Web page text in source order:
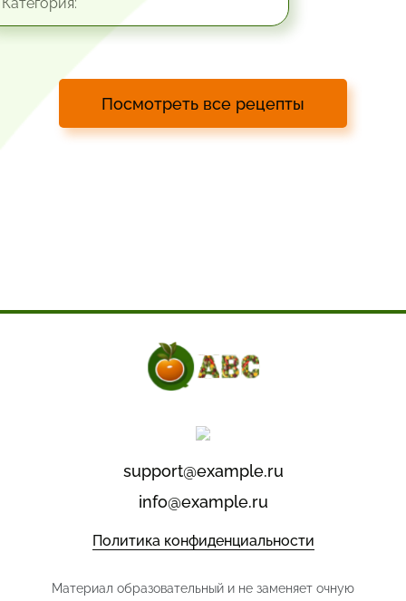
Посмотреть все рецепты
support@example.ru
info@example.ru
Политика конфиденциальности
Материал образовательный и не заменяет очную